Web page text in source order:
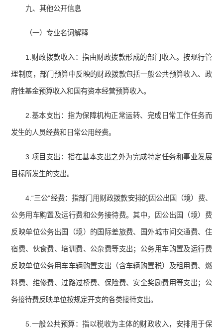
九、其他公开信息
（一）专业名词解释
1.财政拨款收入：指由财政拨款形成的部门收入。按现行管
理制度，部门预算中反映的财政拨款包括一般公共预算收入、政
府性基金预算收入和国有资本经营预算收入。
2.基本支出：指为保障机构正常运转、完成日常工作任务而
发生的人员经费和日常公用经费。
3.项目支出：指在基本支出之外为完成特定任务和事业发展
目标所发生的支出。
4.“三公”经费：指部门用财政拨款安排的因公出国（境）费、
公务用车购置及运行费和公务接待费。其中，因公出国（境）费
反映单位公务出国（境）的国际差旅费、国外城市间交通费、住
宿费、伙食费、培训费、公杂费等支出；公务用车购置及运行费
反映单位公务用车车辆购置支出（含车辆购置税）及租用费、燃
料费、维修费、过路过桥费、保险费、安全奖励费用等支出；公
务接待费反映单位按规定开支的各类接待支出。
5.一般公共预算：指以税收为主体的财政收入，安排用于保